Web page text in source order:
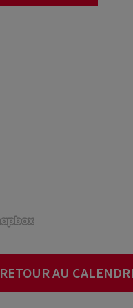
RETOUR AU